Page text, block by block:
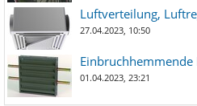
Luftverteilung,
27.04.2023, 10:50
Einbruchhemmende
01.04.2023, 23:21